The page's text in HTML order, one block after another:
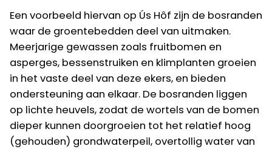
Een voorbeeld hiervan op Ús Hôf zijn de bosranden
waar de groentebedden deel van uitmaken.
Meerjarige gewassen zoals fruitbomen en
asperges, bessenstruiken en klimplanten groeien
in het vaste deel van deze ekers, en bieden
ondersteuning aan elkaar. De bosranden liggen
op lichte heuvels, zodat de wortels van de bomen
dieper kunnen doorgroeien tot het relatief hoog
(gehouden) grondwaterpeil, overtollig water van